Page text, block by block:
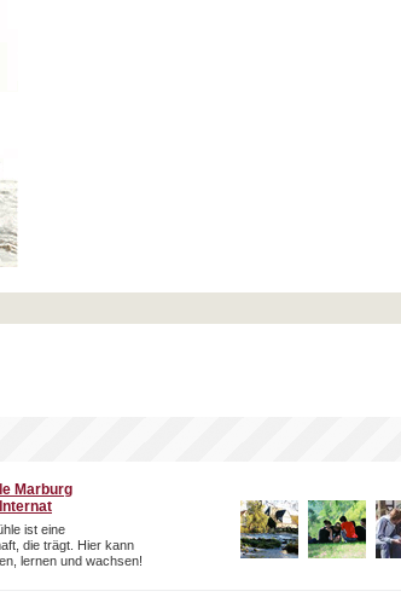
Marburg
ist eine
die trägt. Hier kann
lernen und wachsen!